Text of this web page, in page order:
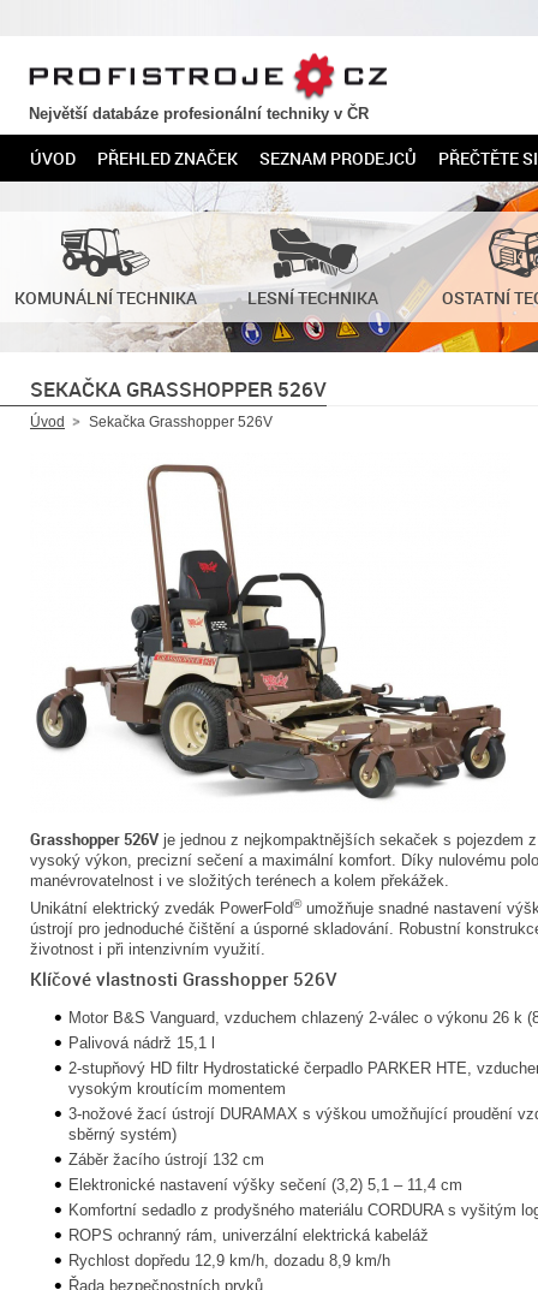
PROFISTROJE.CZ
Největší databáze profesionální techniky v ČR
ÚVOD PŘEHLED ZNAČEK SEZNAM PRODEJCŮ PŘEČTĚTE SI
KOMUNÁLNÍ TECHNIKA LESNÍ TECHNIKA OSTATNÍ
SEKAČKA GRASSHOPPER 526V
Úvod Sekačka Grasshopper 526V
Grasshopper 526V je jednou z nejkompaktnějších sekaček s pojezdem
vysoký výkon, precizní sečení a maximální komfort. Díky nulovému
manévrovatelnost i ve složitých terénech a kolem překážek.
Unikátní elektrický zvedák PowerFold®umožňuje snadné nastavení
ústrojí pro jednoduché čištění a úsporné skladování. Robustní
životnost i při intenzivním využití.
Klíčové vlastnosti Grasshopper 526V
Motor B&S Vanguard, vzduchem chlazený 2-válec o výkonu 26 k
Palivová nádrž 15,1 l
2-stupňový HD filtr Hydrostatické čerpadlo PARKER HTE,
vysokým kroutícím momentem
3-nožové žací ústrojí DURAMAX s výškou umožňující proudění
sběrný systém)
Záběr žacího ústrojí 132 cm
Elektronické nastavení výšky sečení (3,2) 5,1 – 11,4 cm
Komfortní sedadlo z prodyšného materiálu CORDURA s vyšitým
ROPS ochranný rám, univerzální elektrická kabeláž
Rychlost dopředu 12,9 km/h, dozadu 8,9 km/h
Řada bezpečnostních prvků